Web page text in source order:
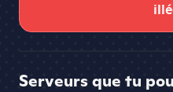
Serveurs que tu